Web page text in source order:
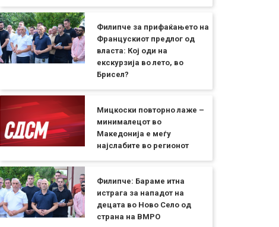
Филипче за прифаќањето на
Францускиот предлог од
власта: Кој оди на
екскурзија во лето, во
Брисел?
Мицкоски повторно лаже –
минималецот во
Македонија е меѓу
најслабите во регионот
Филипче: Бараме итна
истрага за нападот на
децата во Ново Село од
страна на ВМРО